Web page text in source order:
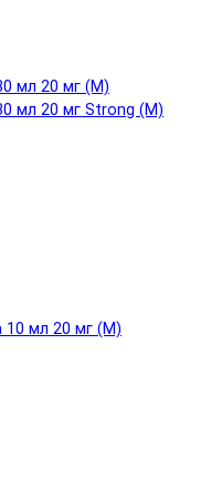
мл 20 мг (М)
мл 20 мг Strong (М)
10 мл 20 мг (М)